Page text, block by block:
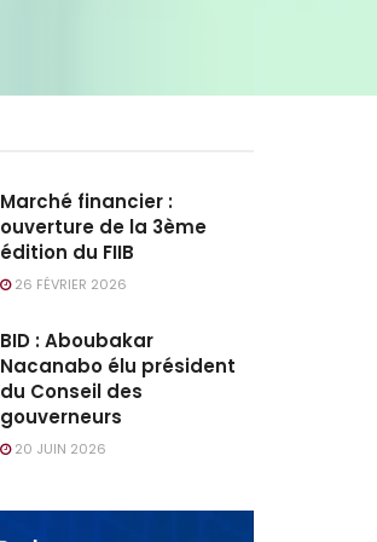
Marché financier :
ouverture de la 3ème
édition du FIIB
26 FÉVRIER 2026
BID : Aboubakar
Nacanabo élu président
du Conseil des
gouverneurs
20 JUIN 2026